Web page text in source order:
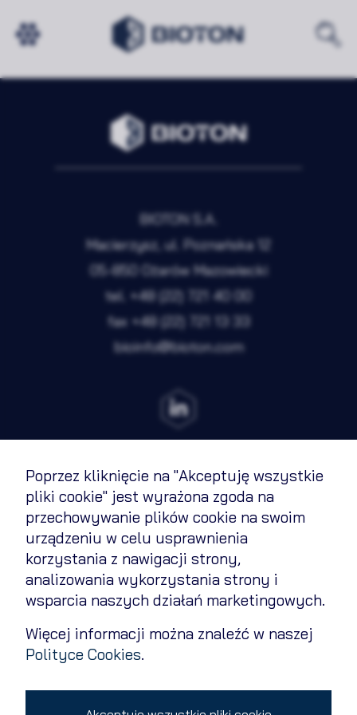
Poprzez kliknięcie na "Akceptuję wszystkie
pliki cookie" jest wyrażona zgoda na
przechowywanie plików cookie na swoim
urządzeniu w celu usprawnienia
korzystania z nawigacji strony,
analizowania wykorzystania strony i
wsparcia naszych działań marketingowych.
Więcej informacji można znaleźć w naszej
Polityce Cookies.
Analityka Nieaktywne
Marketing Nieaktywne
Zapisz wybrane i zamknij
Akceptuję wszystkie pliki cookie
NIC NIE ZNALEZIONO
BIOTON S.A.
Macierzysz, ul. Poznańska 12
05-850 Ożarów Mazowiecki
tel. +48 (22) 721 40 00
fax +48 (22) 721 13 33
bioinfo@bioton.com
Regulamin
Polityka cookies
Polityka prywatności
Kontakt
Zmień ustawienia cookies
Copyright 2026 © All rights reserved